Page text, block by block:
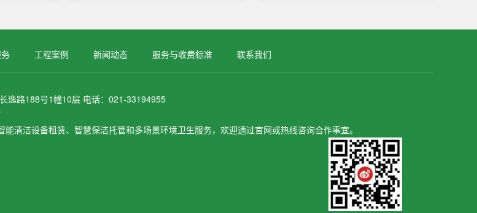
工程案例 新闻动态 服务与收费标准 联系我们
逸路188号1幢10层 电话：021-33194955
清洁设备租赁、智慧保洁托管和多场景环境卫生服务，欢迎通过官网或热线咨询合作事宜。